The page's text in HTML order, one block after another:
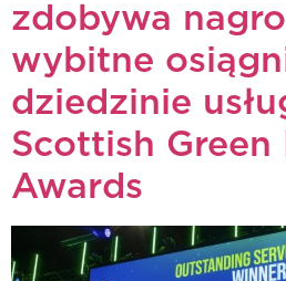
zdobywa
wybitne
dziedzinie
Scottish Green
Awards